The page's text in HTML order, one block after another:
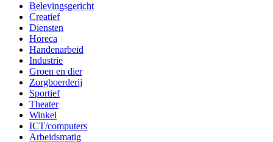
Belevingsgericht
Creatief
Diensten
Horeca
Handenarbeid
Industrie
Groen en dier
Zorgboerderij
Sportief
Theater
Winkel
ICT/computers
Arbeidsmatig